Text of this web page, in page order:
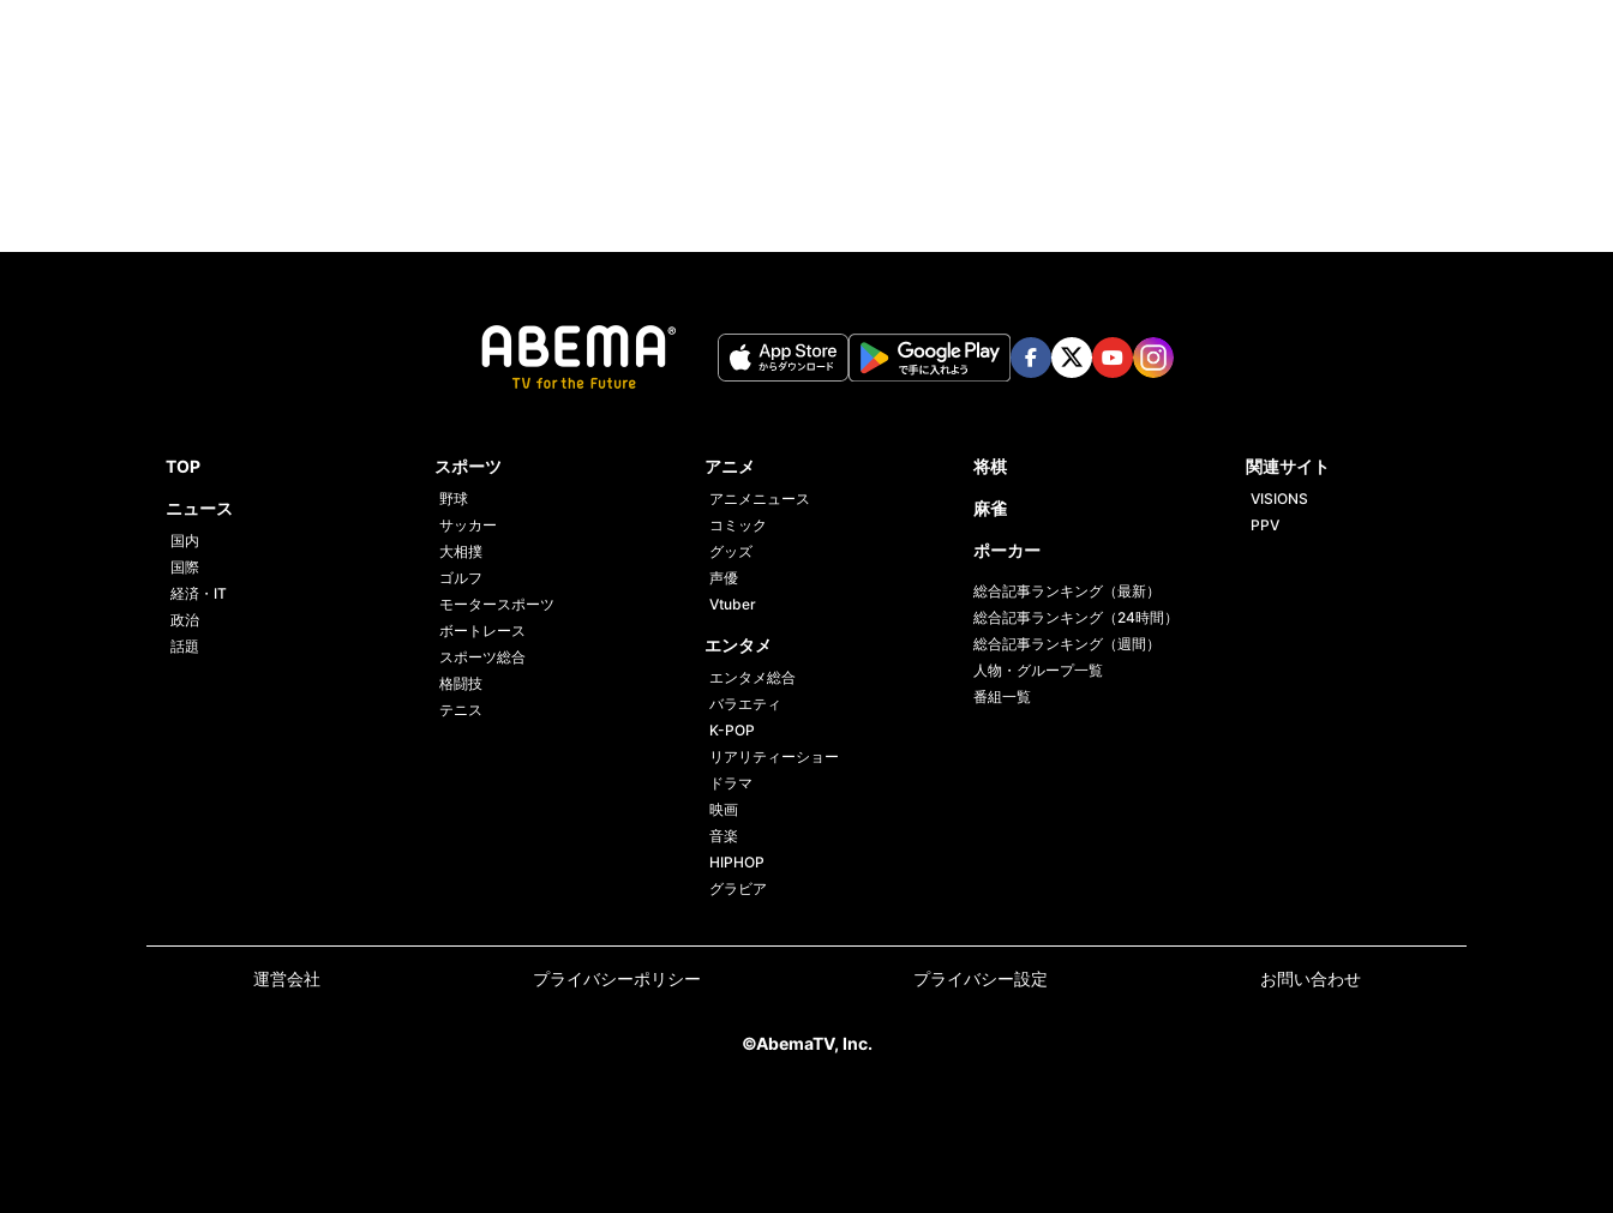
TOP
ニュース
国内
国際
経済・IT
政治
話題
スポーツ
野球
サッカー
大相撲
ゴルフ
モータースポーツ
ボートレース
スポーツ総合
格闘技
テニス
アニメ
アニメニュース
コミック
グッズ
声優
Vtuber
エンタメ
エンタメ総合
バラエティ
K-POP
リアリティーショー
ドラマ
映画
音楽
HIPHOP
グラビア
将棋
麻雀
ポーカー
総合記事ランキング（最新）
総合記事ランキング（24時間）
総合記事ランキング（週間）
人物・グループ一覧
番組一覧
関連サイト
VISIONS
PPV
運営会社 プライバシーポリシー プライバシー設定 お問い合わせ
©AbemaTV, Inc.